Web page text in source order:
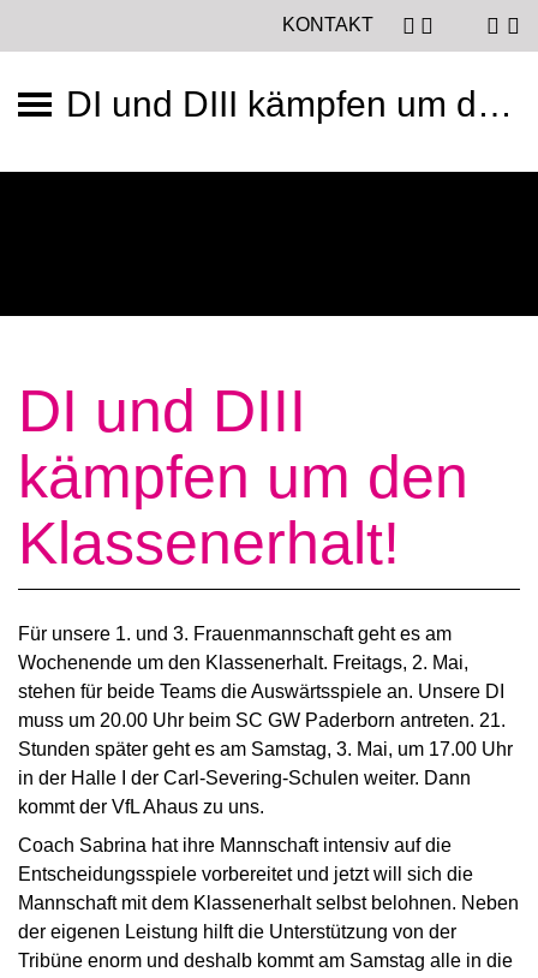
KONTAKT
DI und DIII kämpfen um den Klassenerhalt!
DI und DIII
kämpfen um den
Klassenerhalt!
Für unsere 1. und 3. Frauenmannschaft geht es am
Wochenende um den Klassenerhalt. Freitags, 2. Mai,
stehen für beide Teams die Auswärtsspiele an. Unsere DI
muss um 20.00 Uhr beim SC GW Paderborn antreten. 21.
Stunden später geht es am Samstag, 3. Mai, um 17.00 Uhr
in der Halle I der Carl-Severing-Schulen weiter. Dann
kommt der VfL Ahaus zu uns.
Coach Sabrina hat ihre Mannschaft intensiv auf die
Entscheidungsspiele vorbereitet und jetzt will sich die
Mannschaft mit dem Klassenerhalt selbst belohnen. Neben
der eigenen Leistung hilft die Unterstützung von der
Tribüne enorm und deshalb kommt am Samstag alle in die